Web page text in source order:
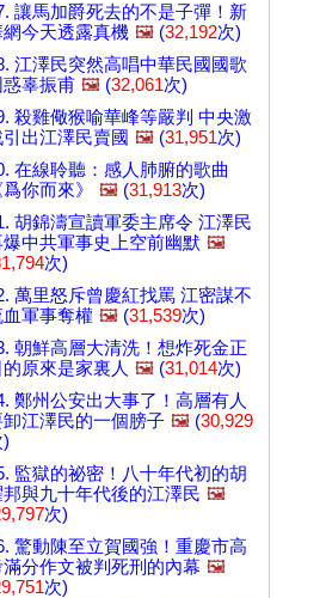
讓馬加爵死去的不是子彈！新
網今天透露真機 🖼️ (32,192次)
江澤民突然高唱中華民國國歌
惑辜振甫 🖼️ (32,061次)
殺雞儆猴喻華峰等嚴判 中央激
引出江澤民賣國 🖼️ (31,951次)
在線聆聽：感人肺腑的歌曲
爲你而來》
🖼️ (31,913次)
胡錦濤宣讀軍委主席令 江澤民
爆中共軍事史上空前幽默 🖼️
次)
萬里怒斥曾慶紅找罵 江密謀不
血軍事奪權 🖼️ (31,539次)
朝鮮高層大清洗！想炸死金正
的原來是家裏人 🖼️ (31,014次)
鄭州公安出大事了！高層有人
卸江澤民的一個膀子 🖼️ (30,929
)
監獄的祕密！八十年代初的胡
邦與九十年代後的江澤民 🖼️
次)
驚動陳至立賀國強！重慶市高
滿分作文被判死刑的內幕 🖼️
次)